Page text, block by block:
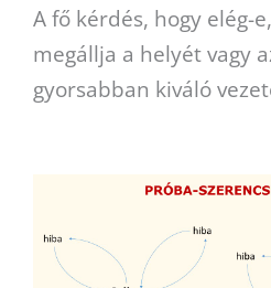
A fő kérdés, hogy elég-
megállja a helyét vagy
gyorsabban kiváló